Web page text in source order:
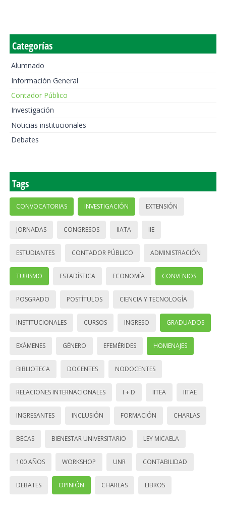
Categorías
Alumnado
Información General
Contador Público
Investigación
Noticias institucionales
Debates
Tags
CONVOCATORIAS INVESTIGACIÓN EXTENSIÓN
JORNADAS CONGRESOS IIATA IIE
ESTUDIANTES CONTADOR PÚBLICO ADMINISTRACIÓN
TURISMO ESTADÍSTICA ECONOMÍA CONVENIOS
POSGRADO POSTÍTULOS CIENCIA Y TECNOLOGÍA
INSTITUCIONALES CURSOS INGRESO GRADUADOS
EXÁMENES GÉNERO EFEMÉRIDES HOMENAJES
BIBLIOTECA DOCENTES NODOCENTES
RELACIONES INTERNACIONALES I + D IITEA IITAE
INGRESANTES INCLUSIÓN FORMACIÓN CHARLAS
BECAS BIENESTAR UNIVERSITARIO LEY MICAELA
100 AÑOS WORKSHOP UNR CONTABILIDAD
DEBATES OPINIÓN CHARLAS LIBROS